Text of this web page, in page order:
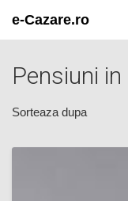
e-Cazare.ro
Pensiuni in
Sorteaza dupa